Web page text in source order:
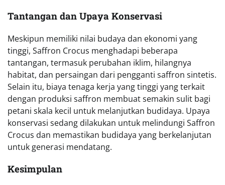
Tantangan dan Upaya Konservasi
Meskipun memiliki nilai budaya dan ekonomi yang
tinggi, Saffron Crocus menghadapi beberapa
tantangan, termasuk perubahan iklim, hilangnya
habitat, dan persaingan dari pengganti saffron sintetis.
Selain itu, biaya tenaga kerja yang tinggi yang terkait
dengan produksi saffron membuat semakin sulit bagi
petani skala kecil untuk melanjutkan budidaya. Upaya
konservasi sedang dilakukan untuk melindungi Saffron
Crocus dan memastikan budidaya yang berkelanjutan
untuk generasi mendatang.
Kesimpulan